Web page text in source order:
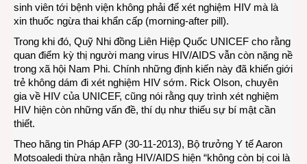
sinh viên tới bệnh viện không phải để xét nghiệm HIV mà là
xin thuốc ngừa thai khẩn cấp (morning-after pill).
Trong khi đó, Quỹ Nhi đồng Liên Hiệp Quốc UNICEF cho rằng
quan điểm kỳ thị người mang virus HIV/AIDS vẫn còn nặng nề
trong xã hội Nam Phi. Chính những định kiến này đã khiến giới
trẻ không dám đi xét nghiệm HIV sớm. Rick Olson, chuyên
gia về HIV của UNICEF, cũng nói rằng quy trình xét nghiệm
HIV hiện còn những vấn đề, thí dụ như thiếu sự bí mật cần
thiết.
Theo hãng tin Pháp AFP (30-11-2013), Bộ trưởng Y tế Aaron
Motsoaledi thừa nhận rằng HIV/AIDS hiện “không còn bị coi là